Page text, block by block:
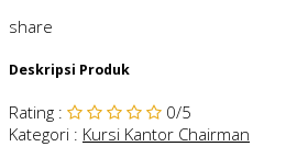
share
Deskripsi Produk
Rating : 0/5
Kategori : Kursi Kantor Chairman